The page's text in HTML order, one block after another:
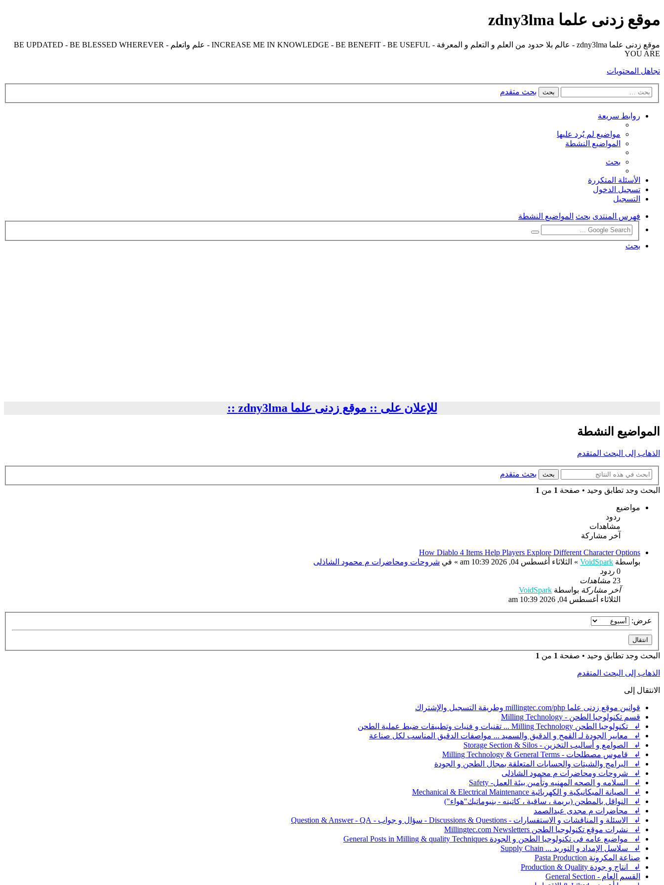
موقع زدنى علما zdny3lma
موقع زدنى علما zdny3lma - عالم بلا حدود من العلم و التعلم و المعرفة - INCREASE ME IN KNOWLEDGE - BE BENEFIT - BE USEFUL - علم واتعلم - BE UPDATED - BE BLESSED WHEREVER
YOU ARE
تجاهل المحتويات
بحث بحث متقدم
روابط سريعة
مواضيع لم يُرد عليها
المواضيع النشطة
بحث
الأسئلة المتكررة
تسجيل الدخول
التسجيل
فهرس المنتدى بحث المواضيع النشطة
بحث
للإعلان على :: موقع زدنى علما zdny3lma ::
المواضيع النشطة
الذهاب إلى البحث المتقدم
بحث
بحث متقدم
البحث وجد تطابق وحيد • صفحة 1 من 1
مواضيع
ردود
مشاهدات
آخر مشاركة
How Diablo 4 Items Help Players Explore Different Character Options
بواسطة VoidSpark
» الثلاثاء أغسطس 04, 2026 10:39 am » في شروحات ومحاضرات م محمود الشاذلى
0 ردود
23 مشاهدات
آخر مشاركة بواسطة VoidSpark
الثلاثاء أغسطس 04, 2026 10:39 am
عرض:
البحث وجد تطابق وحيد • صفحة 1 من 1
الذهاب إلى البحث المتقدم
الانتقال إلى
قوانين موقع زدنى علما millingtec.com/php وطريقة التسجيل والإشتراك
قسم تكنولوجيا الطحن - Milling Technology
↲ تكنولوجيا الطحن Milling Technology ... تقنيات و فنيات وتطبيقات ضبط عملية الطحن
↲ معايير الجودة لـ القمح و الدقيق والسميد ... مواصفات الدقيق المناسب لكل صناعة
↲ الصوامع و أساليب التخزين - Storage Section & Silos
↲ قاموس مصطلحات - Milling Technology & General Terms
↲ البرامج والشيتات والحسابات المتعلقة بمجال الطحن و الجودة
↲ شروحات ومحاضرات م محمود الشاذلى
↲ السلامه و الصحه المهنيه وتأمين بيئة العمل- Safety
↲ الصيانة الميكانيكية و الكهربائية Mechanical & Electrical Maintenance
↲ النواقل بالمطحن (بريمة ، ساقية ، كاتينه - بنيوماتيك"هواء")
↲ محاضرات م مجدى عبدالصمد
↲ الاسئلة و المناقشات و الاستفسارات - Discussions & Questions - سؤال و جواب - Question & Answer - QA
↲ نشرات موقع تكنولوجيا الطحن Millingtec.com Newsletters
↲ مواضيع عامه فى تكنولوجيا الطحن و الجودة General Posts in Milling & quality Techniques
↲ سلاسل الإمداد و التوريد ... Supply Chain
صناعة المكرونة Pasta Production
↲ انتاج و جودة Production & Quality
القسم العام - General Section